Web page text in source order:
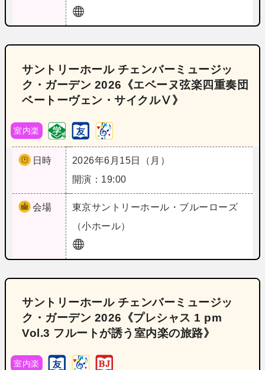
サントリーホール チェンバーミュージッ
ク・ガーデン 2026《エベーヌ弦楽四重奏団
ベートーヴェン・サイクルⅤ》
室内楽
日時
2026年6月15日（月）
開演：19:00
会場 東京サントリーホール・ブルーローズ
（小ホール）
サントリーホール チェンバーミュージッ
ク・ガーデン 2026《プレシャス 1 pm
Vol.3 フルートが誘う室内楽の旅路》
室内楽